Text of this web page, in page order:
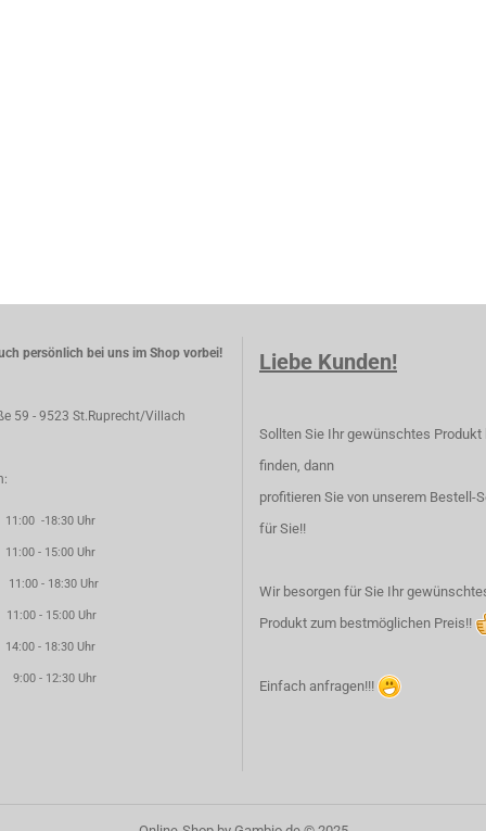
persönlich bei uns im Shop vorbei!
59 - 9523 St.Ruprecht/Villach
-18:30 Uhr
- 15:00 Uhr
- 18:30 Uhr
- 15:00 Uhr
- 18:30 Uhr
- 12:30 Uhr
Liebe Kunden!
Sollten Sie Ihr gewünschtes Produkt
finden, dann
profitieren Sie von unserem Bestell-
für Sie!!
Wir besorgen für Sie Ihr
Produkt zum bestmöglichen Preis!!
Einfach anfragen!!!